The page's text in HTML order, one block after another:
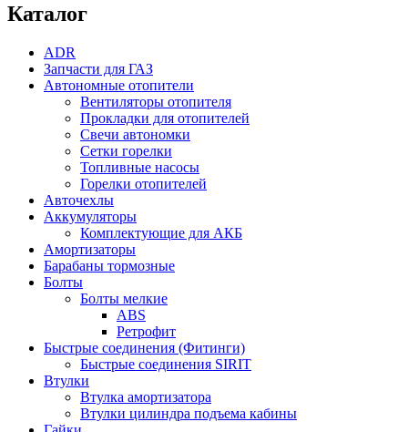
Каталог
ADR
Запчасти для ГАЗ
Автономные отопители
Вентиляторы отопителя
Прокладки для отопителей
Свечи автономки
Сетки горелки
Топливные насосы
Горелки отопителей
Авточехлы
Аккумуляторы
Комплектующие для АКБ
Амортизаторы
Барабаны тормозные
Болты
Болты мелкие
ABS
Ретрофит
Быстрые соединения (Фитинги)
Быстрые соединения SIRIT
Втулки
Втулка амортизатора
Втулки цилиндра подъема кабины